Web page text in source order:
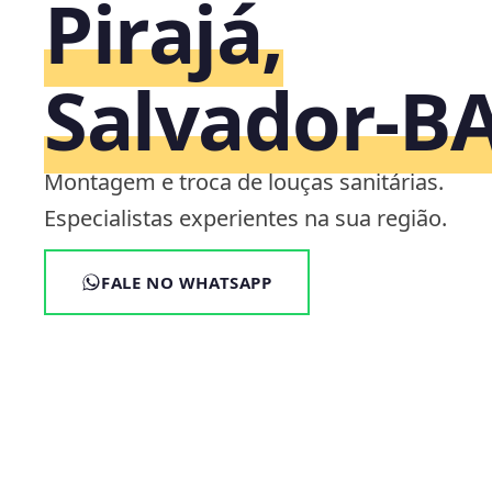
Pirajá,
Montagem e troca de louças sanitárias.
Especialistas experientes na sua região.
FALE NO WHATSAPP